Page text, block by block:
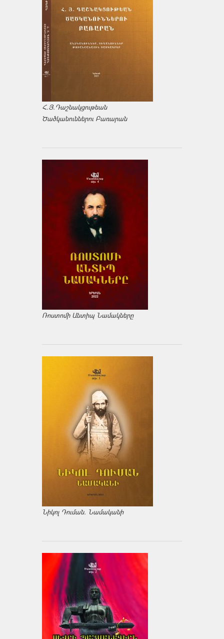
Հ.Յ.Դաշնակցութեան
Ծածկանուններու Բառարան
Ռոստոմի Անտիպ Նամակները
Նիկոլ Դուման. Նամականի